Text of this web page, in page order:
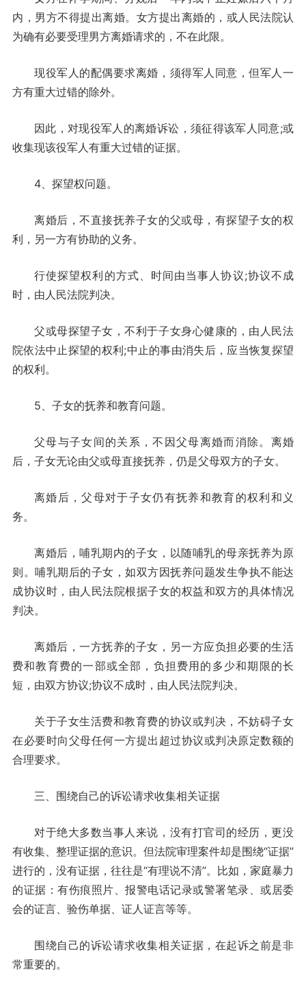
内，男方不得提出离婚。女方提出离婚的，或人民法院认
为确有必要受理男方离婚请求的，不在此限。
现役军人的配偶要求离婚，须得军人同意，但军人一
方有重大过错的除外。
因此，对现役军人的离婚诉讼，须征得该军人同意;或
收集现该役军人有重大过错的证据。
4、探望权问题。
离婚后，不直接抚养子女的父或母，有探望子女的权
利，另一方有协助的义务。
行使探望权利的方式、时间由当事人协议;协议不成
时，由人民法院判决。
父或母探望子女，不利于子女身心健康的，由人民法
院依法中止探望的权利;中止的事由消失后，应当恢复探望
的权利。
5、子女的抚养和教育问题。
父母与子女间的关系，不因父母离婚而消除。离婚
后，子女无论由父或母直接抚养，仍是父母双方的子女。
离婚后，父母对于子女仍有抚养和教育的权利和义
务。
离婚后，哺乳期内的子女，以随哺乳的母亲抚养为原
则。哺乳期后的子女，如双方因抚养问题发生争执不能达
成协议时，由人民法院根据子女的权益和双方的具体情况
判决。
离婚后，一方抚养的子女，另一方应负担必要的生活
费和教育费的一部或全部，负担费用的多少和期限的长
短，由双方协议;协议不成时，由人民法院判决。
关于子女生活费和教育费的协议或判决，不妨碍子女
在必要时向父母任何一方提出超过协议或判决原定数额的
合理要求。
三、围绕自己的诉讼请求收集相关证据
对于绝大多数当事人来说，没有打官司的经历，更没
有收集、整理证据的意识。但法院审理案件却是围绕“证据”
进行的，没有证据，往往是“有理说不清”。比如，家庭暴力
的证据：有伤痕照片、报警电话记录或警署笔录、或居委
会的证言、验伤单据、证人证言等等。
围绕自己的诉讼请求收集相关证据，在起诉之前是非
常重要的。